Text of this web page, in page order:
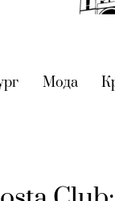
(current)
Мода